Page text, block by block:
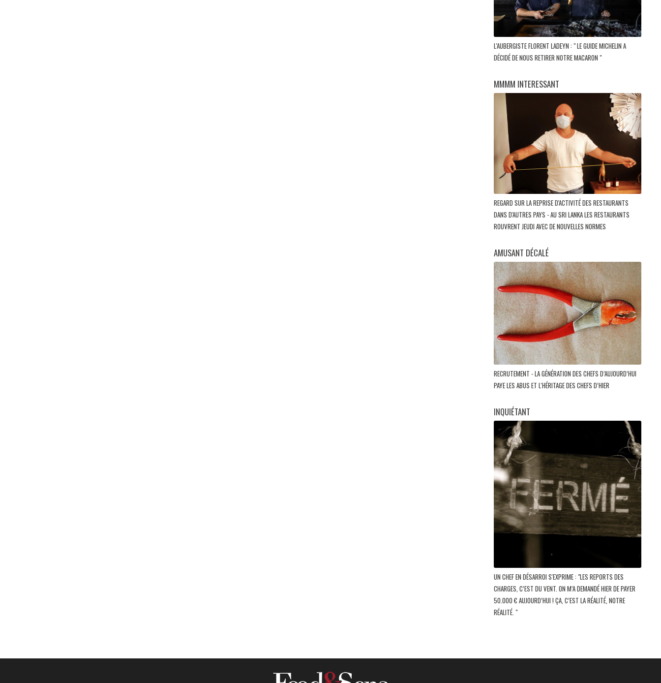
L'AUBERGISTE FLORENT LADEYN : " LE GUIDE MICHELIN A
DÉCIDÉ DE NOUS RETIRER NOTRE MACARON "
MMMM INTERESSANT
REGARD SUR LA REPRISE D'ACTIVITÉ DES RESTAURANTS
DANS D'AUTRES PAYS - AU SRI LANKA LES RESTAURANTS
ROUVRENT JEUDI AVEC DE NOUVELLES NORMES
AMUSANT DÉCALÉ
RECRUTEMENT - LA GÉNÉRATION DES CHEFS D’AUJOURD’HUI
PAYE LES ABUS ET L'HÉRITAGE DES CHEFS D’HIER
INQUIÉTANT
UN CHEF EN DÉSARROI S'EXPRIME : "LES REPORTS DES
CHARGES, C’EST DU VENT. ON M’A DEMANDÉ HIER DE PAYER
50.000 € AUJOURD’HUI ! ÇA, C’EST LA RÉALITÉ, NOTRE
RÉALITÉ. "